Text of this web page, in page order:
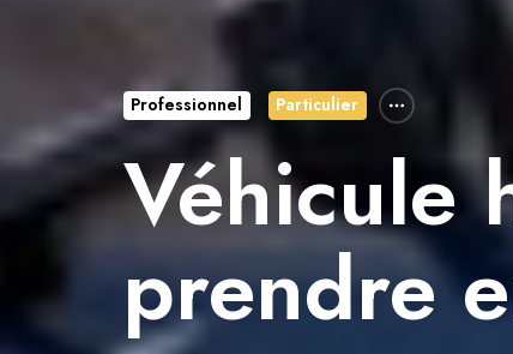
Professionnel Particulier
Véhicule
prendre